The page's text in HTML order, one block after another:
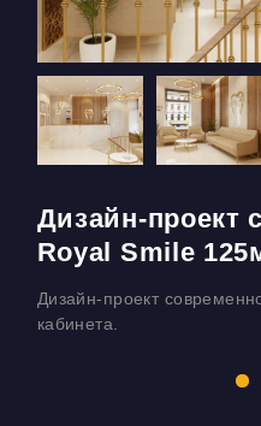
Дизайн-проект
Royal Smile
Дизайн-проект
кабинета.